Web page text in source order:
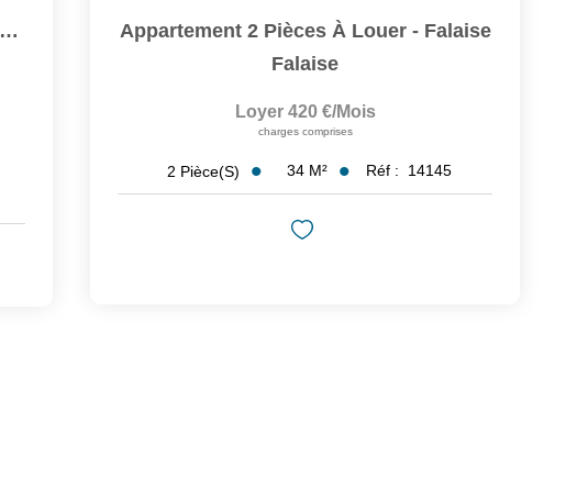
À LOUER - Magnifique Duplex F4 De 83,28 M² Avec Balcon -...
Appartement 2 Pièces À Louer - Falaise
Falaise
Loyer 420 €/mois
charges comprises
2 Pièce(s) 34 M² Réf : 14145